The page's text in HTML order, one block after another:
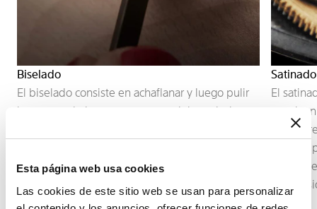
Esta página web usa cookies
Las cookies de este sitio web se usan para personalizar
Biselado
El biselado consiste en achaflanar y luego pulir
los cantos de los componentes del movimiento.
trabajo aportado a los menores detalles.
El
trabajo
crean
la